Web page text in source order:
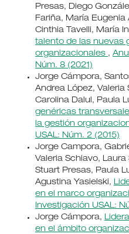
Presas, Diego
Fariña, María Eugenia
Cinthia Tavelli, María
talento de las nuevas
organizacionales ,
Núm. 8 (2021)
Jorge Cámpora,
Andrea López, Valeria
Carolina Dalul, Paula
genéricas
la gestión
USAL: Núm. 2 (2015)
Jorge Campora,
Valeria Schiavo,
Stuart Presas, Paula
Agustina Yasielski,
en el marco
Investigación USAL:
Jorge Cámpora,
en el ámbito